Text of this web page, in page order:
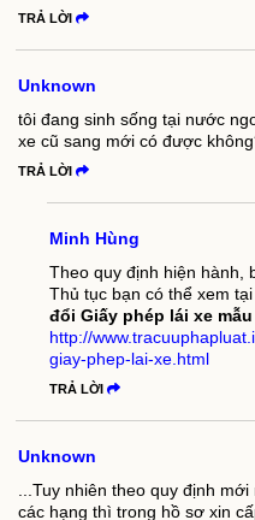
TRẢ LỜI
Unknown
tôi đang sinh sống tại nước
xe cũ sang mới có được
TRẢ LỜI
Minh Hùng
Theo quy định hiện hành,
Thủ tục bạn có thể xem
đổi Giấy phép lái xe
http://
giay-phep-lai-xe.html
TRẢ LỜI
Unknown
...Tuy nhiên theo quy định
các hạng thì trong hồ sơ xin